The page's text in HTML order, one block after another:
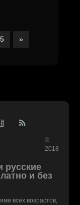
»
©
2018
русские
и без
всех возрастов,